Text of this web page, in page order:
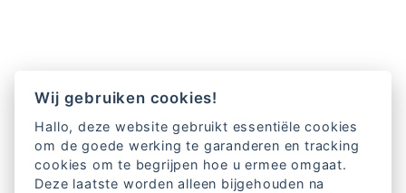
Wij gebruiken cookies!
Hallo, deze website gebruikt essentiële cookies
om de goede werking te garanderen en tracking
cookies om te begrijpen hoe u ermee omgaat.
Deze laatste worden alleen bijgehouden na